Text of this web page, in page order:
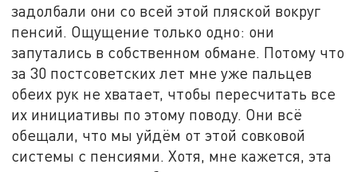
задолбали они со всей этой пляской вокруг
пенсий. Ощущение только одно: они
запутались в собственном обмане. Потому что
за 30 постсоветских лет мне уже пальцев
обеих рук не хватает, чтобы пересчитать все
их инициативы по этому поводу. Они всё
обещали, что мы уйдём от этой совковой
системы с пенсиями. Хотя, мне кажется, эта